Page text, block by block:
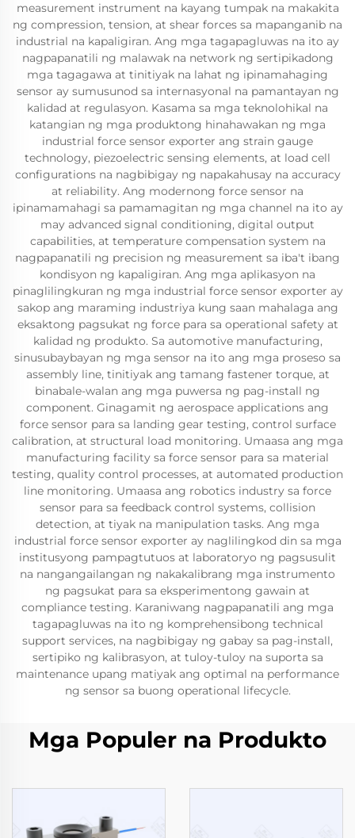
measurement instrument na kayang tumpak na makakita
ng compression, tension, at shear forces sa mapanganib na
industrial na kapaligiran. Ang mga tagapagluwas na ito ay
nagpapanatili ng malawak na network ng sertipikadong
mga tagagawa at tinitiyak na lahat ng ipinamahaging
sensor ay sumusunod sa internasyonal na pamantayan ng
kalidad at regulasyon. Kasama sa mga teknolohikal na
katangian ng mga produktong hinahawakan ng mga
industrial force sensor exporter ang strain gauge
technology, piezoelectric sensing elements, at load cell
configurations na nagbibigay ng napakahusay na accuracy
at reliability. Ang modernong force sensor na
ipinamamahagi sa pamamagitan ng mga channel na ito ay
may advanced signal conditioning, digital output
capabilities, at temperature compensation system na
nagpapanatili ng precision ng measurement sa iba't ibang
kondisyon ng kapaligiran. Ang mga aplikasyon na
pinaglilingkuran ng mga industrial force sensor exporter ay
sakop ang maraming industriya kung saan mahalaga ang
eksaktong pagsukat ng force para sa operational safety at
kalidad ng produkto. Sa automotive manufacturing,
sinusubaybayan ng mga sensor na ito ang mga proseso sa
assembly line, tinitiyak ang tamang fastener torque, at
binabale-walan ang mga puwersa ng pag-install ng
component. Ginagamit ng aerospace applications ang
force sensor para sa landing gear testing, control surface
calibration, at structural load monitoring. Umaasa ang mga
manufacturing facility sa force sensor para sa material
testing, quality control processes, at automated production
line monitoring. Umaasa ang robotics industry sa force
sensor para sa feedback control systems, collision
detection, at tiyak na manipulation tasks. Ang mga
industrial force sensor exporter ay naglilingkod din sa mga
institusyong pampagtutuos at laboratoryo ng pagsusulit
na nangangailangan ng nakakalibrang mga instrumento
ng pagsukat para sa eksperimentong gawain at
compliance testing. Karaniwang nagpapanatili ang mga
tagapagluwas na ito ng komprehensibong technical
support services, na nagbibigay ng gabay sa pag-install,
sertipiko ng kalibrasyon, at tuloy-tuloy na suporta sa
maintenance upang matiyak ang optimal na performance
ng sensor sa buong operational lifecycle.
Mga Populer na Produkto